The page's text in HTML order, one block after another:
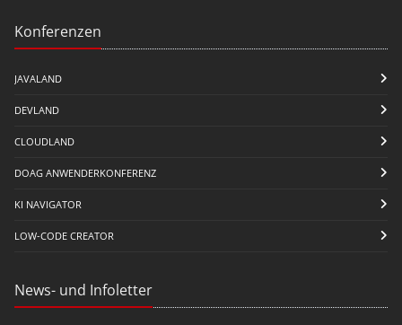
Konferenzen
JAVALAND
DEVLAND
CLOUDLAND
DOAG ANWENDERKONFERENZ
KI NAVIGATOR
LOW-CODE CREATOR
News- und Infoletter